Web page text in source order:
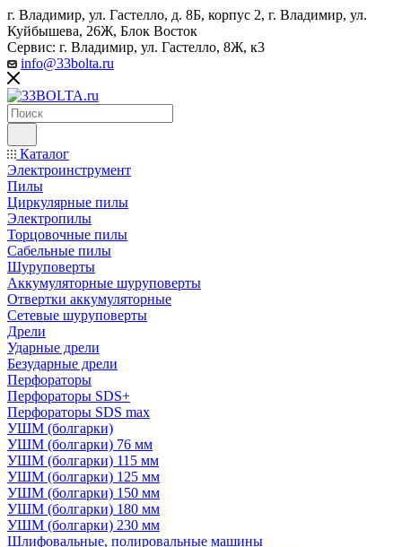
г. Владимир, ул. Гастелло, д. 8Б, корпус 2, г. Владимир, ул. ​
Куйбышева, 26Ж, Блок Восток
Сервис: г. Владимир, ул. Гастелло, 8Ж, к3
info@33bolta.ru
Каталог
Электроинструмент
Пилы
Циркулярные пилы
Электропилы
Торцовочные пилы
Сабельные пилы
Шуруповерты
Аккумуляторные шуруповерты
Отвертки аккумуляторные
Сетевые шуруповерты
Дрели
Ударные дрели
Безударные дрели
Перфораторы
Перфораторы SDS+
Перфораторы SDS max
УШМ (болгарки)
УШМ (болгарки) 76 мм
УШМ (болгарки) 115 мм
УШМ (болгарки) 125 мм
УШМ (болгарки) 150 мм
УШМ (болгарки) 180 мм
УШМ (болгарки) 230 мм
Шлифовальные, полировальные машины